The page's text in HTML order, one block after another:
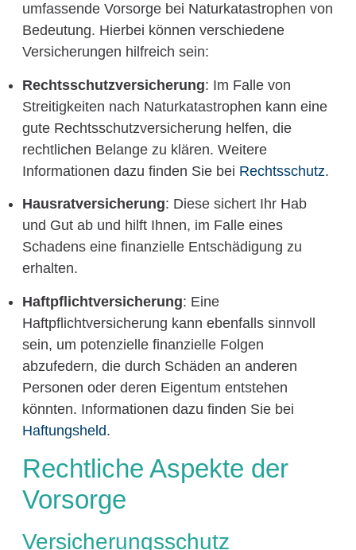
umfassende Vorsorge bei Naturkatastrophen von
Bedeutung. Hierbei können verschiedene
Versicherungen hilfreich sein:
Rechtsschutzversicherung: Im Falle von
Streitigkeiten nach Naturkatastrophen kann eine
gute Rechtsschutzversicherung helfen, die
rechtlichen Belange zu klären. Weitere
Informationen dazu finden Sie bei Rechtsschutz.
Hausratversicherung: Diese sichert Ihr Hab
und Gut ab und hilft Ihnen, im Falle eines
Schadens eine finanzielle Entschädigung zu
erhalten.
Haftpflichtversicherung: Eine
Haftpflichtversicherung kann ebenfalls sinnvoll
sein, um potenzielle finanzielle Folgen
abzufedern, die durch Schäden an anderen
Personen oder deren Eigentum entstehen
könnten. Informationen dazu finden Sie bei
Haftungsheld.
Rechtliche Aspekte der
Vorsorge
Versicherungsschutz